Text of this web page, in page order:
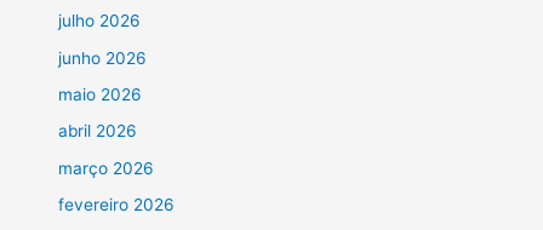
julho 2026
junho 2026
maio 2026
abril 2026
março 2026
fevereiro 2026